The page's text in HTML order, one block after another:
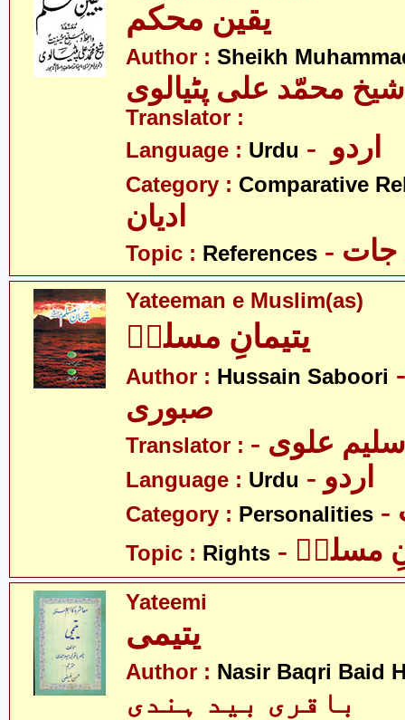
یقین محکم
Author : Sheikh
شیخ محمّد علی پٹیالوی
Translator :
Language : Urdu
Category : Comparative
ادیان
Topic : References جات
Yateeman e Muslim(as)
یتیمانِ مسلمؑ
Author : Hussain Saboori
صبوری
Translator : سلیم علوی
Language : Urdu - اردو
Category : Personalities
Topic : Rights مسلمؑ
Yateemi
Author : Nasir Baqri Baid
باقری بید ہندی